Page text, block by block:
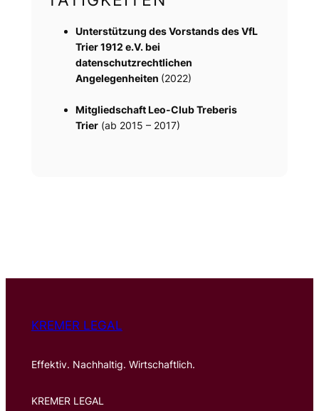
Unterstützung des Vorstands des VfL
Trier 1912 e.V. bei
datenschutzrechtlichen
Angelegenheiten (2022)
Mitgliedschaft Leo-Club Treberis
Trier (ab 2015 – 2017)
KREMER LEGAL
Effektiv. Nachhaltig. Wirtschaftlich.
KREMER LEGAL